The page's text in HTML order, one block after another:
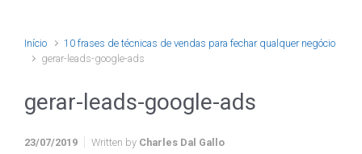
Início
10 frases de técnicas de vendas para fechar qualquer negócio
gerar-leads-google-ads
gerar-leads-google-ads
23/07/2019 Written by Charles Dal Gallo